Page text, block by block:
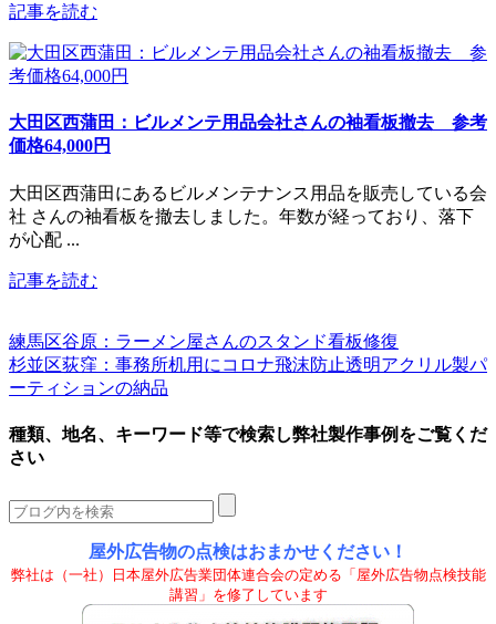
記事を読む
大田区西蒲田：ビルメンテ用品会社さんの袖看板撤去 参考
価格64,000円
大田区西蒲田にあるビルメンテナンス用品を販売している会
社 さんの袖看板を撤去しました。年数が経っており、落下
が心配 ...
記事を読む
練馬区谷原：ラーメン屋さんのスタンド看板修復
杉並区荻窪：事務所机用にコロナ飛沫防止透明アクリル製パ
ーティションの納品
種類、地名、キーワード等で検索し弊社製作事例をご覧くだ
さい
屋外広告物の点検はおまかせください！
弊社は（一社）日本屋外広告業団体連合会の定める「屋外広告物点検技能
講習」を修了しています